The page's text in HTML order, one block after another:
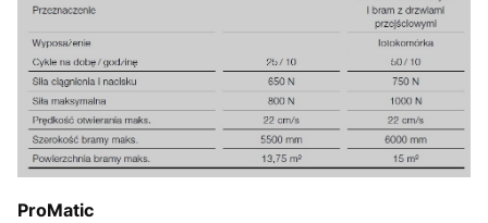
ProMatic